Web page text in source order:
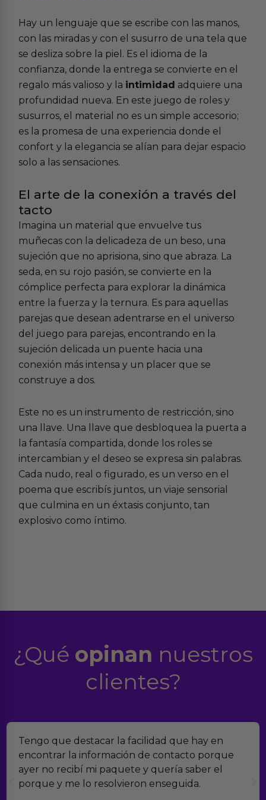
Hay un lenguaje que se escribe con las manos,
con las miradas y con el susurro de una tela que
se desliza sobre la piel. Es el idioma de la
confianza, donde la entrega se convierte en el
regalo más valioso y la intimidad adquiere una
profundidad nueva. En este juego de roles y
susurros, el material no es un simple accesorio;
es la promesa de una experiencia donde el
confort y la elegancia se alían para dejar espacio
solo a las sensaciones.
El arte de la conexión a través del
tacto
Imagina un material que envuelve tus
muñecas con la delicadeza de un beso, una
sujeción que no aprisiona, sino que abraza. La
seda, en su rojo pasión, se convierte en la
cómplice perfecta para explorar la dinámica
entre la fuerza y la ternura. Es para aquellas
parejas que desean adentrarse en el universo
del juego para parejas, encontrando en la
sujeción delicada un puente hacia una
conexión más intensa y un placer que se
construye a dos.
Este no es un instrumento de restricción, sino
una llave. Una llave que desbloquea la puerta a
la fantasía compartida, donde los roles se
intercambian y el deseo se expresa sin palabras.
Cada nudo, real o figurado, es un verso en el
poema que escribís juntos, un viaje sensorial
que culmina en un éxtasis conjunto, tan
explosivo como íntimo.
¿Qué opinan nuestros
clientes?
la facilidad que hay en
información de contacto porque
mi paquete y quería saber el
lo resolvieron enseguida.
verdad es
muchísimos